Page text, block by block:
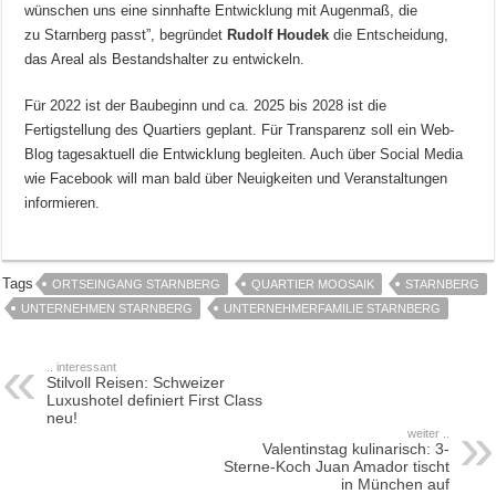
wünschen uns eine sinnhafte Entwicklung mit Augenmaß, die
zu Starnberg passt”, begründetRudolf Houdek die Entscheidung,
das Areal als Bestandshalter zu entwickeln.
Für 2022 ist der Baubeginn und ca. 2025 bis 2028 ist die
Fertigstellung des Quartiers geplant. Für Transparenz soll ein Web-
Blog tagesaktuell die Entwicklung begleiten. Auch über Social Media
wie Facebook will man bald über Neuigkeiten und Veranstaltungen
informieren.
Tags ORTSEINGANG STARNBERG QUARTIER MOOSAIK
STARNBERG
UNTERNEHMEN STARNBERG
UNTERNEHMERFAMILIE STARNBERG
.. interessant
Stilvoll Reisen: Schweizer
Luxushotel definiert First Class
neu!
weiter ..
Valentinstag kulinarisch: 3-
Sterne-Koch Juan Amador tischt
in München auf